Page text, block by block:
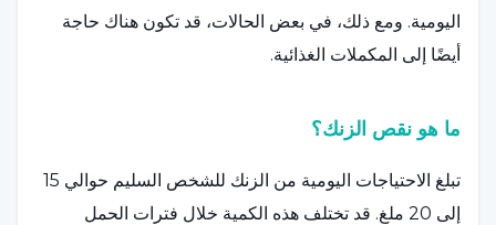
اليومية. ومع ذلك، في بعض الحالات، قد تكون هناك حاجة
أيضًا إلى المكملات الغذائية.
ما هو نقص الزنك؟
تبلغ الاحتياجات اليومية من الزنك للشخص السليم حوالي 15
إلى 20 ملغ. قد تختلف هذه الكمية خلال فترات الحمل